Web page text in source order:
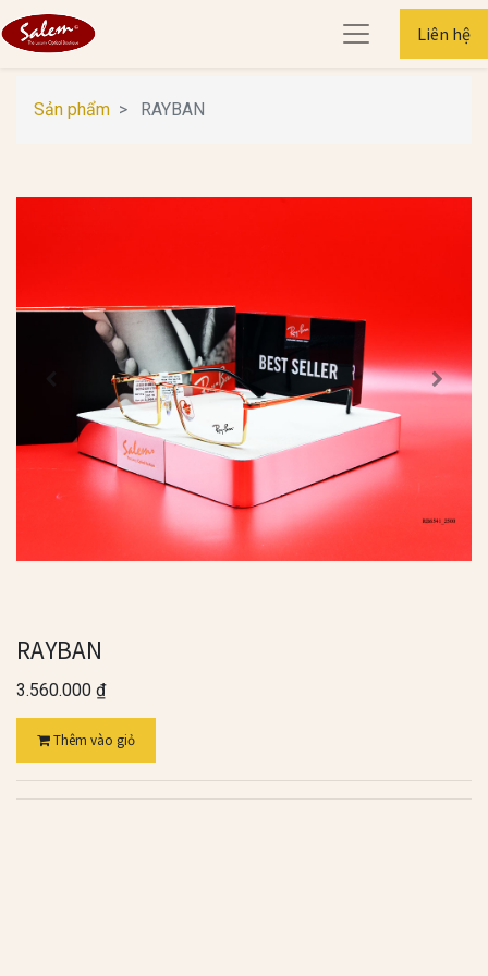
Liên hệ
Sản phẩm RAYBAN
RAYBAN
3.560.000 ₫
Thêm vào giỏ